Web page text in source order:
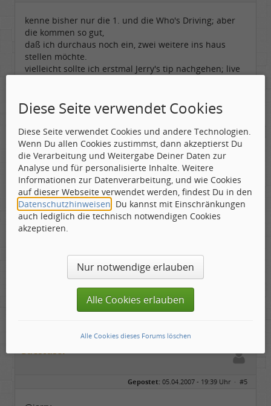
kenne bisher nur die 1. und die Who's Driving; aber
die kommen so gut,
daß ich durchaus noch ein, zwei weitere ins haus
stellen möchte.
vielleicht sollte ich erstmal Jerry's tip nachgehen; live
Guestuser
Gepostet:05.04.2007 - 16:25 Uhr ·#4
@Badger: Wenn ichs richtig im Kopf habe, ist die
"Who's Driving" auch live ist mir eingefallen. Über
Guestuser
Gepostet: 05.04.2007 - 19:39 Uhr · #5
Diese Seite verwendet Cookies
Diese Seite verwendet Cookies und andere Technologien.
Wenn Du allen Cookies zustimmst, dann akzeptierst Du
die Verarbeitung und Weitergabe Deiner Daten zur
Analyse und für personalisierte Inhalte. Weitere
Informationen zur Datenverarbeitung, und wie Cookies
auf dieser Webseite verwendet werden, findest Du in den
Datenschutzhinweisen . Du kannst mit Einschränkungen
auch lediglich die technisch notwendigen Cookies
akzeptieren.
Nur notwendige erlauben
Alle Cookies erlauben
Alle Cookies dieses Forums löschen